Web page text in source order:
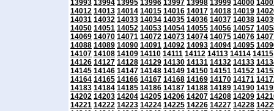
13993 13994 13995 13996 13997 13998 13999 14000
14012 14013 14014 14015 14016 14017 14018 14019
14031 14032 14033 14034 14035 14036 14037 14038
14050 14051 14052 14053 14054 14055 14056 14057
14069 14070 14071 14072 14073 14074 14075 14076
14088 14089 14090 14091 14092 14093 14094 14095
14107 14108 14109 14110 14111 14112 14113 14114 14115
14126 14127 14128 14129 14130 14131 14132 14133
14145 14146 14147 14148 14149 14150 14151 14152
14164 14165 14166 14167 14168 14169 14170 14171
14183 14184 14185 14186 14187 14188 14189 14190
14202 14203 14204 14205 14206 14207 14208 14209
14221 14222 14223 14224 14225 14226 14227 14228